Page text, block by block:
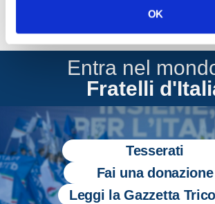
OK
Entra nel
Fratelli
Tesserati
Fai una donazione
Leggi la Gazzetta